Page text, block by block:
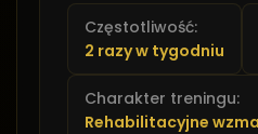
Częstotliwość:
2 razy w tygodniu
Charakter treningu:
Rehabilitacyjne